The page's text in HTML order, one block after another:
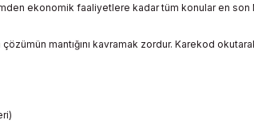
ekonomik faaliyetlere kadar tüm konular en son
mantığını kavramak zordur. Karekod